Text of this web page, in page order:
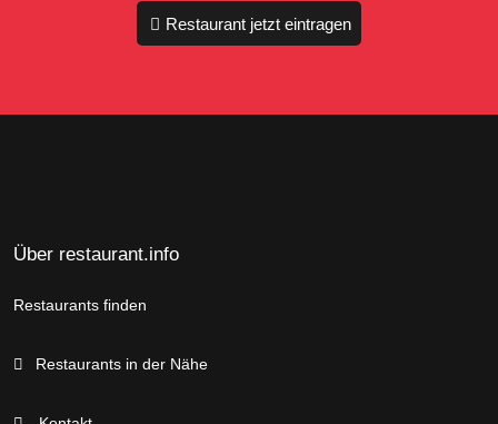
Restaurant jetzt eintragen
Über restaurant.info
Restaurants finden
Restaurants in der Nähe